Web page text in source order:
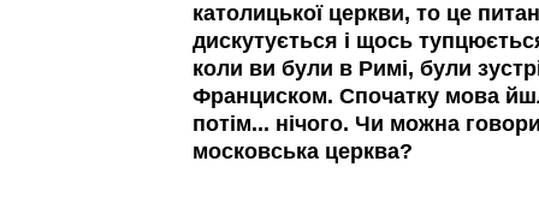
католицької церкви, то це
дискутується і щось
коли ви були в Римі, були
Франциском. Спочатку мова
потім... нічого. Чи можна
московська церква?